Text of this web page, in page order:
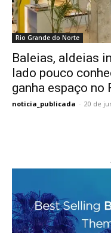
Rio Grande do Norte
Baleias, aldeias
lado pouco
ganha espaço no
noticia_publicada - 20 de